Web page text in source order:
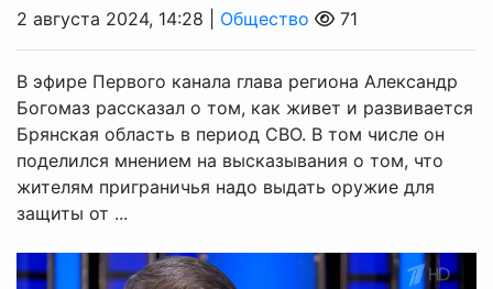
2 августа 2024, 14:28 | Общество 71
В эфире Первого канала глава региона Александр
Богомаз рассказал о том, как живет и развивается
Брянская область в период СВО. В том числе он
поделился мнением на высказывания о том, что
жителям приграничья надо выдать оружие для
защиты от ...